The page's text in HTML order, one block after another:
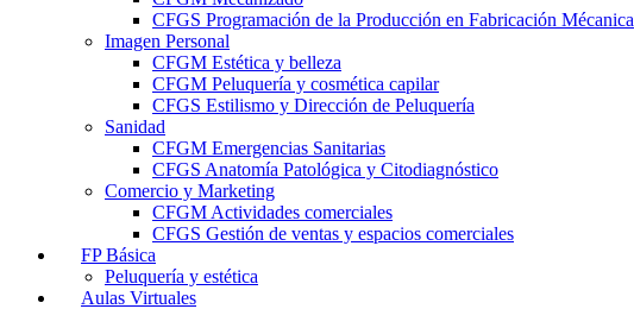
CFGS Programación de la Producción en Fabricación Mécanica
Imagen Personal
CFGM Estética y belleza
CFGM Peluquería y cosmética capilar
CFGS Estilismo y Dirección de Peluquería
Sanidad
CFGM Emergencias Sanitarias
CFGS Anatomía Patológica y Citodiagnóstico
Comercio y Marketing
CFGM Actividades comerciales
CFGS Gestión de ventas y espacios comerciales
FP Básica
Peluquería y estética
Aulas Virtuales